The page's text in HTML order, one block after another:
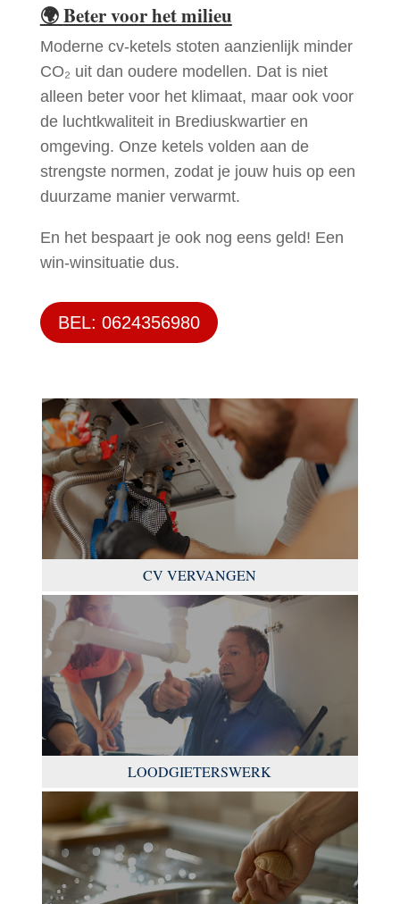
🌍Beter voor het milieu
Moderne cv-ketels stoten aanzienlijk minder
CO₂ uit dan oudere modellen. Dat is niet
alleen beter voor het klimaat, maar ook voor
de luchtkwaliteit in Brediuskwartier en
omgeving. Onze ketels volden aan de
strengste normen, zodat je jouw huis op een
duurzame manier verwarmt.
En het bespaart je ook nog eens geld! Een
win-winsituatie dus.
BEL: 0624356980
CV VERVANGEN
LOODGIETERSWERK